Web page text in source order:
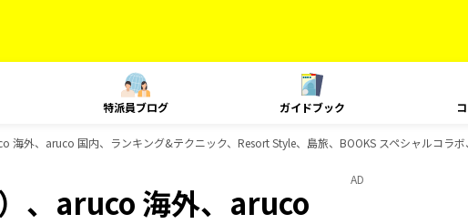
特派員ブログ ガイドブック
海外、aruco 国内、ランキング&テクニック、Resort Style、島旅、BOOKS スペシャルコラ
、aruco 海外、aruco
AD